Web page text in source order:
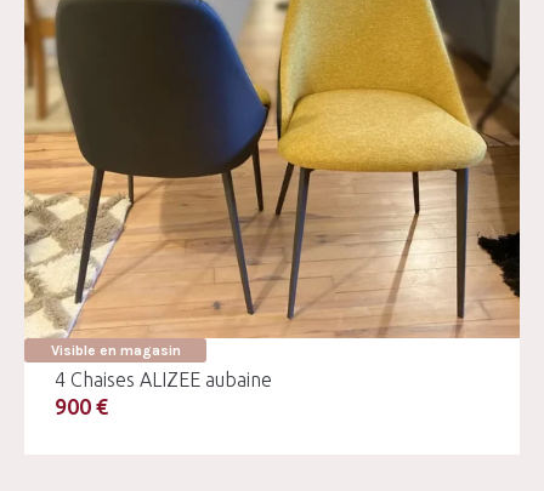
Visible en magasin
4 Chaises ALIZEE aubaine
900 €